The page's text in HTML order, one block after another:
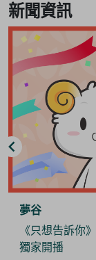
of
8
新聞資訊
夢谷
《只想告訴你
獨家開播